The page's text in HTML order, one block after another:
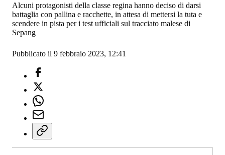
Alcuni protagonisti della classe regina hanno deciso di darsi
battaglia con pallina e racchette, in attesa di mettersi la tuta e
scendere in pista per i test ufficiali sul tracciato malese di
Sepang
Pubblicato il 9 febbraio 2023, 12:41